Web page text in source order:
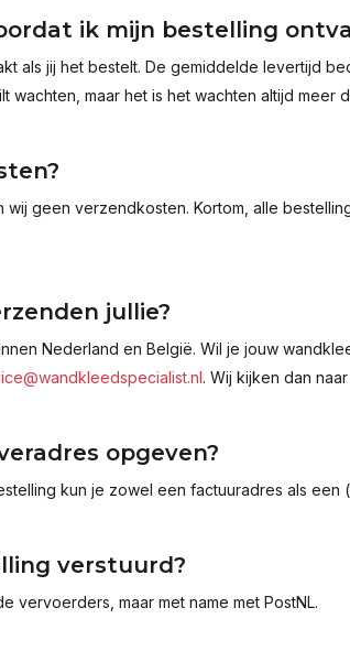
ik mijn bestelling
als jij het bestelt. De gemiddelde levertijd
wachten, maar het is het wachten altijd meer
geen verzendkosten. Kortom, alle
jullie?
Nederland en België. Wil je jouw
. Wij kijken dan
opgeven?
kun je zowel een factuuradres als
verstuurd?
vervoerders, maar met name met PostNL.